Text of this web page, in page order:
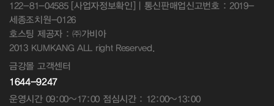
122-81-04585 [사업자정보확인] | 통신판매업신고번호 : 2019-
세종조치원-0126
호스팅 제공자 : ㈜가비아
2013 KUMKANG ALL right Reserved.
금강몰 고객센터
1644-9247
운영시간 09:00~17:00 점심시간 : 12:00~13:00